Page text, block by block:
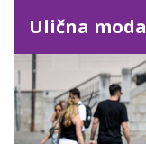
Ulična moda